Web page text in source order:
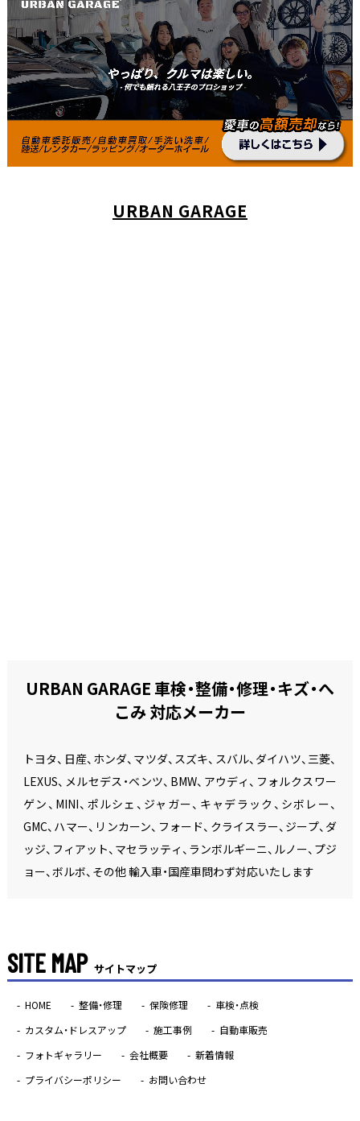
URBAN GARAGE
URBAN GARAGE 車検・整備・修理・キズ・へ
こみ 対応メーカー
トヨタ、日産、ホンダ、マツダ、スズキ、スバル、ダイハツ、三菱、
LEXUS、メルセデス・ベンツ、BMW、アウディ、フォルクスワー
ゲン、MINI、ポルシェ、ジャガー、キャデラック、シボレー、
GMC、ハマー、リンカーン、フォード、クライスラー、ジープ、ダ
ッジ、フィアット、マセラッティ、ランボルギーニ、ルノー、プジ
ョー、ボルボ、その他 輸入車・国産車問わず対応いたします
SITE MAP サイトマップ
HOME 整備・修理 保険修理
車検・点検
カスタム・ドレスアップ
施工事例
自動車販売
フォトギャラリー
会社概要
新着情報
プライバシーポリシー
お問い合わせ